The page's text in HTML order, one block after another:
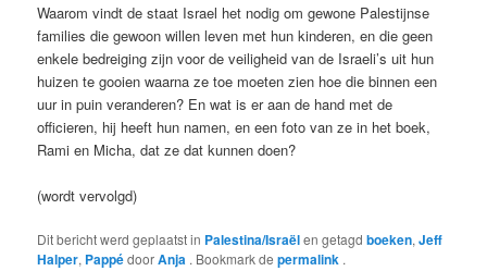
Waarom vindt de staat Israel het nodig om gewone Palestijnse
families die gewoon willen leven met hun kinderen, en die geen
enkele bedreiging zijn voor de veiligheid van de Israeli’s uit hun
huizen te gooien waarna ze toe moeten zien hoe die binnen een
uur in puin veranderen? En wat is er aan de hand met de
officieren, hij heeft hun namen, en een foto van ze in het boek,
Rami en Micha, dat ze dat kunnen doen?
(wordt vervolgd)
Dit bericht werd geplaatst in Palestina/Israëlen getagdboeken,Jeff
Halper, PappédoorAnja . Bookmark depermalink .